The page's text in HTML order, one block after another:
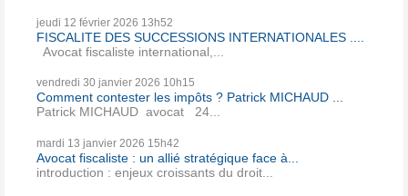
jeudi 12 février 2026 13h52
FISCALITE DES SUCCESSIONS INTERNATIONALES ....
Avocat fiscaliste international,...
vendredi 30 janvier 2026 10h15
Comment contester les impôts ? Patrick MICHAUD ...
Patrick MICHAUD avocat 24...
mardi 13 janvier 2026 15h42
Avocat fiscaliste : un allié stratégique face à...
introduction : enjeux croissants du droit...